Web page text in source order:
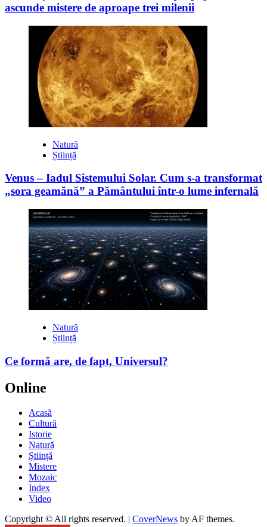
ascunde mistere de aproape trei milenii
Natură
Știință
Venus – Iadul Sistemului Solar. Cum s-a transformat
„sora geamănă” a Pământului într-o lume infernală
Natură
Știință
Ce formă are, de fapt, Universul?
Online
Acasă
Cultură
Istorie
Natură
Știință
Mistere
Mozaic
Index
Video
Copyright © All rights reserved.
CoverNews by AF themes.